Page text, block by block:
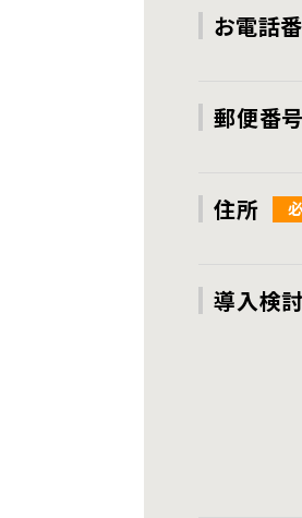
お電話
郵便番号
住所
導入検